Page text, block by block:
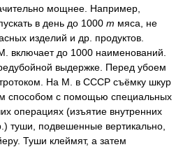
мощнее. Например,
в день до 1000 т мяса, не
изделий и др. продуктов.
включает до 1000 наименований.
выдержке. Перед убоем
На М. в СССР съёмку шкур
способом с помощью специальных
операциях (изъятие внутренних
туши, подвешенные вертикально,
Туши клеймят, а затем